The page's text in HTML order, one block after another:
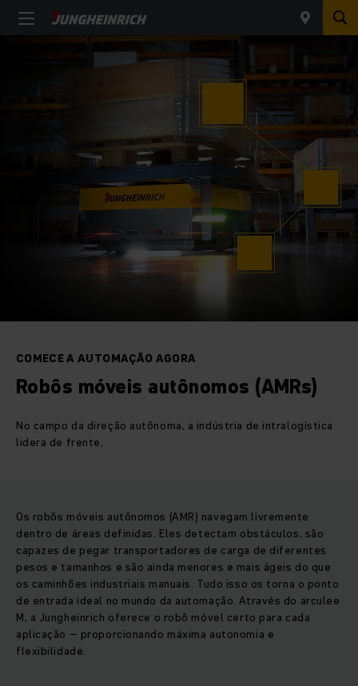
COMECE A AUTOMAÇÃO AGORA
Robôs móveis autônomos (AMRs)
No campo da direção autônoma, a indústria de intralogística
lidera de frente.
Os robôs móveis autônomos (AMR) navegam livremente
dentro de áreas definidas. Eles detectam obstáculos, são
capazes de pegar transportadores de carga de diferentes
pesos e tamanhos e são ainda menores e mais ágeis do que
os caminhões industriais manuais. Tudo isso os torna o ponto
de entrada ideal no mundo da automação. Através do arculee
M, a Jungheinrich oferece o robô móvel certo para cada
aplicação – proporcionando máxima autonomia e
flexibilidade.